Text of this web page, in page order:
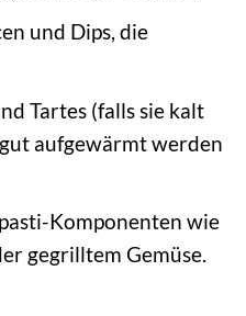
und Dips, die
Tartes (falls sie kalt
aufgewärmt werden
Komponenten wie
gegrilltem Gemüse.